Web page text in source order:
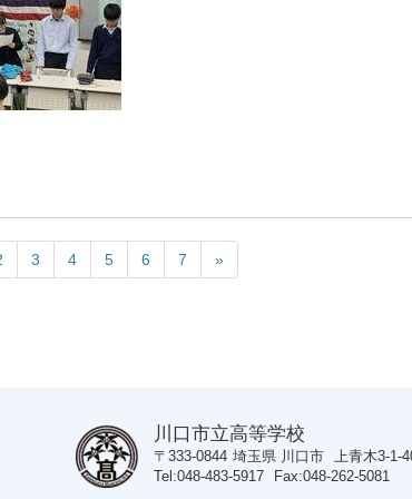
3 4 5 6 7 »
川口市立高等学校
〒333-0844 埼玉県 川口市 上青木3-1-
Tel 048-483-5917 Fax 048-262-5081